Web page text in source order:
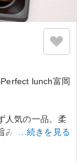
lunch富岡
人気の一品。柔
みが広がりま
豊かに仕上げ
です。
…続きを見る